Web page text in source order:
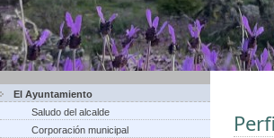
El Ayuntamiento
Saludo del alcalde
Corporación municipal